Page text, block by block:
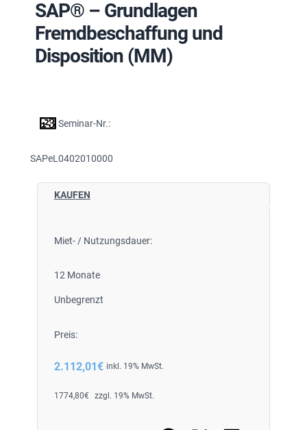
SAP® – Grundlagen
Fremdbeschaffung und
Disposition (MM)
Seminar-Nr.:
SAPeL0402010000
KAUFEN
Miet- / Nutzungsdauer:
12 Monate
Unbegrenzt
Preis:
2.112,01€ inkl. 19% MwSt.
1774,80€ zzgl. 19% MwSt.